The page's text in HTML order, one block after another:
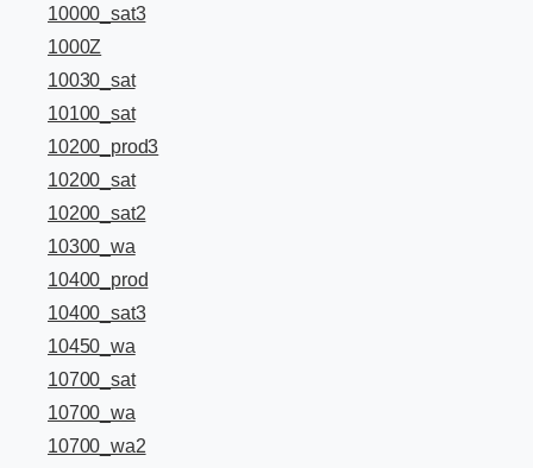
10000_sat3
1000Z
10030_sat
10100_sat
10200_prod3
10200_sat
10200_sat2
10300_wa
10400_prod
10400_sat3
10450_wa
10700_sat
10700_wa
10700_wa2